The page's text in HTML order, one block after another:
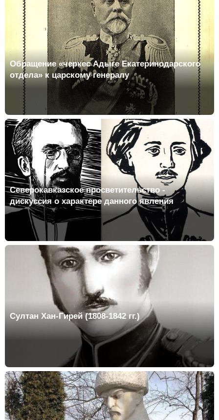
Обращение «черкес Адыге Екатеринодарского
отдела» к царскому генералу
Северокавказское просветительство -
дискуссия о характере данного явления
Султан Хан-Гирей (1808-1842 гг.)